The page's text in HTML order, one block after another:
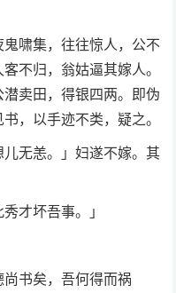
啸集，往往惊人，公不
不归，翁姑逼其嫁人。
卖田，得银四两。即伪
，以手迹不类，疑之。
无恙。」妇遂不嫁。其
才坏吾事。」
书矣，吾何得而祸